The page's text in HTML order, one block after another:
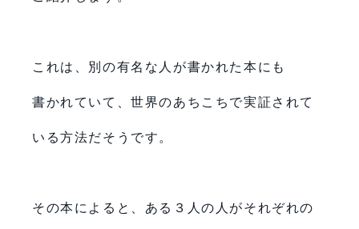
これは、別の有名な人が書かれた本にも
書かれていて、世界のあちこちで実証されて
いる方法だそうです。
その本によると、ある３人の人がそれぞれの